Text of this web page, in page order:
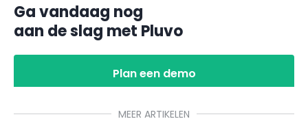
Ga vandaag nog
aan de slag met Pluvo
Plan een demo
MEER ARTIKELEN